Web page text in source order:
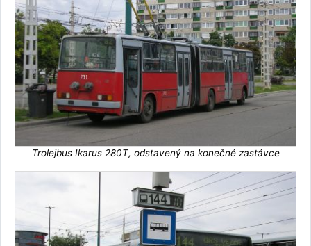
Trolejbus Ikarus 280T, odstavený na konečné zastávce